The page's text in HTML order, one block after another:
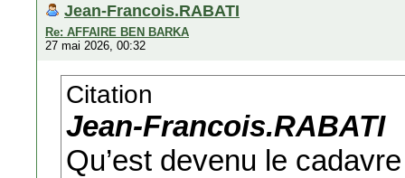
Jean-Francois.RABATI
Re: AFFAIRE BEN BARKA
27 mai 2026, 00:32
Citation
Jean-Francois.RABATI
Qu’est devenu le